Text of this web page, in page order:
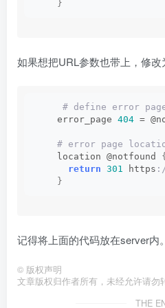
}
如果想把URL参数也带上，修改
# define error
    error_page
404 =
# error page
    location @notfound
return 301 https
}
记得将上面的代码放在server内。
© 版权声明
文章版权归作者所有，未经允许请勿
THE